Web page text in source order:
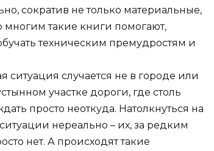
сократив не только материальные,
многим такие книги помогают,
техническим премудростям и
ситуация случается не в городе или
участке дороги, где столь
просто неоткуда. Натолкнуться на
нереально – их, за редким
нет. А происходят такие